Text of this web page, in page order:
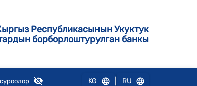
Республикасынын Укуктук
борборлоштурулган банкы
KG RU